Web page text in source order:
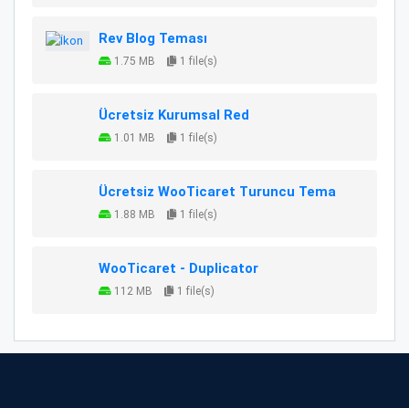
Rev Blog Teması
1.75 MB 1 file(s)
Ücretsiz Kurumsal Red
1.01 MB 1 file(s)
Ücretsiz WooTicaret Turuncu Tema
1.88 MB 1 file(s)
WooTicaret - Duplicator
112 MB 1 file(s)